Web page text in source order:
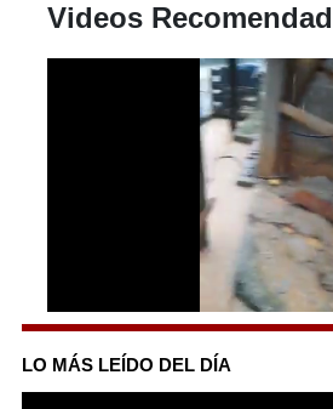
Videos
0
of
37
seconds
LO MÁS LEÍDO DEL DÍA